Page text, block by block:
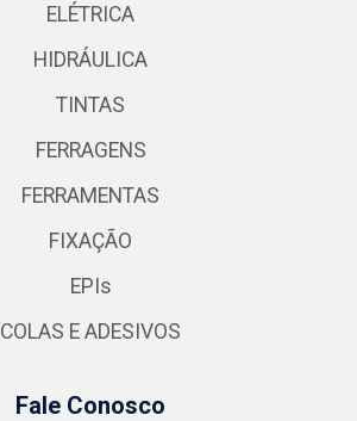
ELÉTRICA
HIDRÁULICA
TINTAS
FERRAGENS
FERRAMENTAS
FIXAÇÃO
EPIs
COLAS E ADESIVOS
Fale Conosco